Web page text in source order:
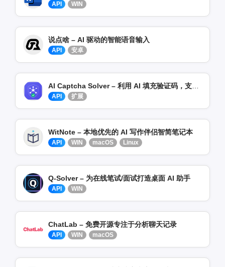
API WIN
说点啥 – AI 驱动的智能语音输入
API 安卓
API 扩展
WitNote – 本地优先的 AI 写作伴侣智简笔记本
API WIN macOS Linux
Q-Solver – 为在线笔试/面试打造桌面 AI 助手
API WIN
ChatLab – 免费开源专注于分析聊天记录
API WIN macOS